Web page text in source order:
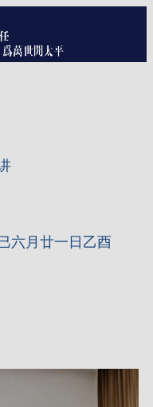
六月廿一日乙酉